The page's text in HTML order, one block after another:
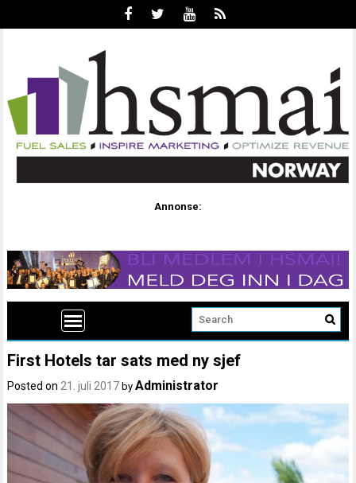
Annonse:
First Hotels tar sats med ny sjef
Posted on21. juli 2017 byAdministrator